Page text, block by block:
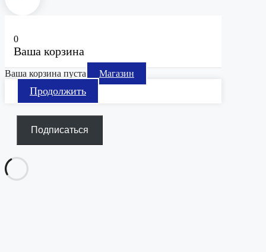
0
Ваша корзина
Ваша корзина пуста Магазин
Продолжить
Подписаться